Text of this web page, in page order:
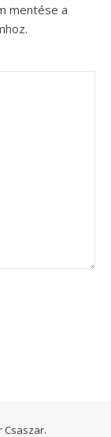
mentése a
Csaszar.